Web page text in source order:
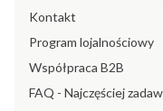
Kontakt
Program lojalnościowy
Współpraca B2B
FAQ - Najczęściej